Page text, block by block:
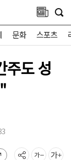
문화 스포츠
주도 성